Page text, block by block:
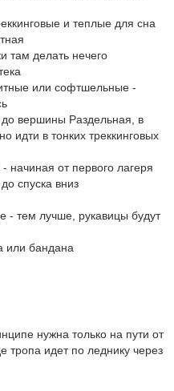
и теплые для сна
там делать нечего
или софтшельные -
до вершины Раздельная, в
идти в тонких треккинговых
начиная от первого лагеря
спуска вниз
- тем лучше, рукавицы будут
или бандана
нужна только на пути от
тропа идет по леднику через